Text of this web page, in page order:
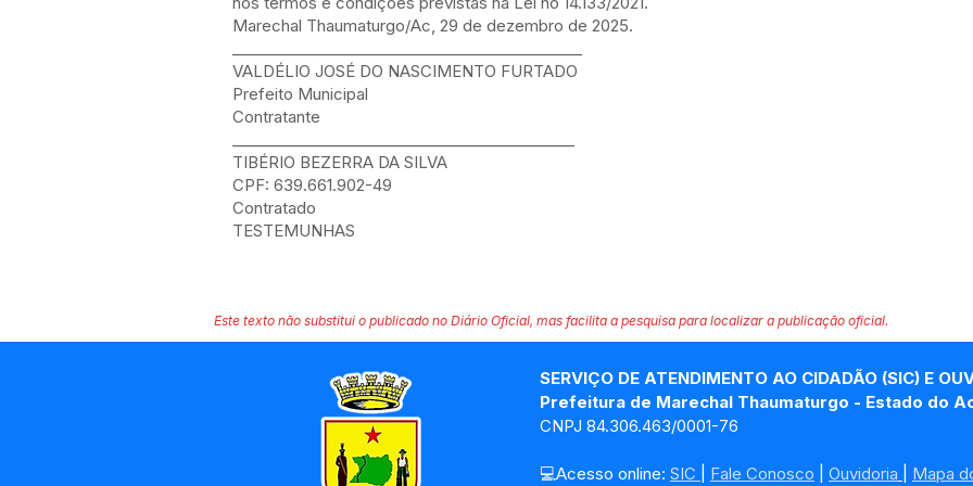
Marechal Thaumaturgo/Ac, 29 de dezembro de 2025.
VALDÉLIO JOSÉ DO NASCIMENTO FURTADO
Prefeito Municipal
Contratante
TIBÉRIO BEZERRA DA SILVA
CPF: 639.661.902-49
Contratado
TESTEMUNHAS
Este texto não substitui o publicado no Diário Oficial, mas facilita a pesquisa para localizar a publicação oficial.
SERVIÇO DE ATENDIMENTO AO CIDADÃO (SIC) E
Prefeitura de Marechal Thaumaturgo - Estado do
CNPJ 84.306.463/0001-76
💻Acesso online: SIC Fale Conosco Ouvidoria Mapa